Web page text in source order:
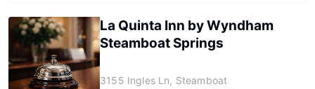
La Quinta Inn by Wyndham
Steamboat Springs
3155 Ingles Ln, Steamboat